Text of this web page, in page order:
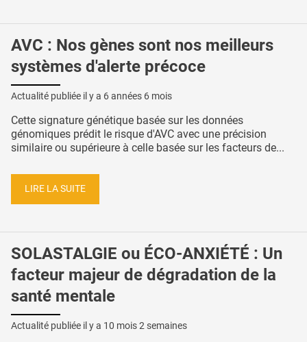
AVC : Nos gènes sont nos meilleurs
systèmes d'alerte précoce
Actualité publiée il y a 6 années 6 mois
Cette signature génétique basée sur les données
génomiques prédit le risque d'AVC avec une précision
similaire ou supérieure à celle basée sur les facteurs de...
LIRE LA SUITE
SOLASTALGIE ou ÉCO-ANXIÉTÉ : Un
facteur majeur de dégradation de la
santé mentale
Actualité publiée il y a 10 mois 2 semaines